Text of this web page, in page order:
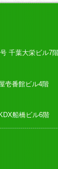
千葉大栄ビル7
壱番館ビル4階
船橋ビル6階